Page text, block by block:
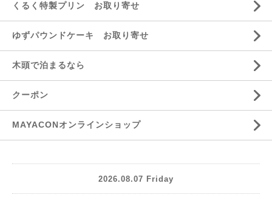
くるく特製プリン お取り寄せ
ゆずパウンドケーキ お取り寄せ
木頭で泊まるなら
クーポン
MAYACONオンラインショップ
2026.08.07 Friday